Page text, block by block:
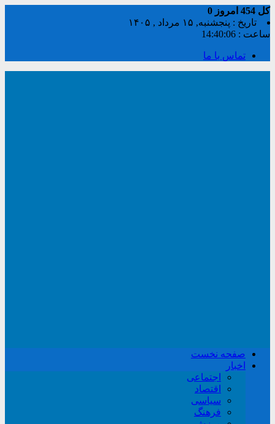
کل امروز 0
تاریخ : پنجشنبه, ۱۵ مرداد , ۱۴۰۵
ساعت : 14:40:07
تماس با ما
صفحه نخست
اخبار
اجتماعی
اقتصاد
سیاسی
فرهنگ